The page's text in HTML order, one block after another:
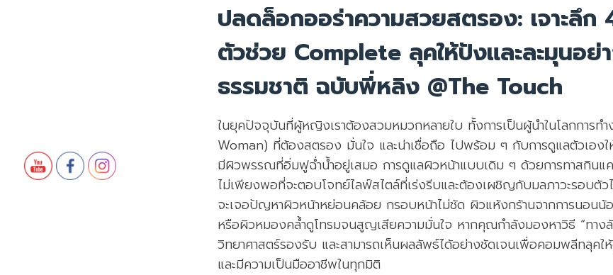
ปลดล็อกออร่าความสวยสตรอง: เจาะลึก
ตัวช่วย Complete ลุคให้ปังและละมุนอย่
ธรรมชาติ ฉบับพี่หลิง @The Touch
ในยุคปัจจุบันที่ผู้หญิงเราต้องสวมหมวกหลายใบ ทั้งการเป็นผู้นำในโลกการท
Woman) ที่ต้องสตรอง มั่นใจ และน่าเชื่อถือ ไปพร้อม ๆ กับการดูแลตัวเองใ
มีผิวพรรณที่อิ่มฟูฉ่ำน้ำอยู่เสมอ การดูแลผิวหน้าแบบเดิม ๆ ด้วยการทาสกินแ
ไม่เพียงพอที่จะตอบโจทย์ไลฟ์สไตล์ที่เร่งรีบและต้องเผชิญกับมลภาวะรอบตั
จะเจอปัญหาผิวหน้าหย่อนคล้อย กรอบหน้าไม่ชัด ผิวแห้งกร้านจากการนอนน้
หรือผิวหมองคล้ำดูโทรมจนสูญเสียความมั่นใจ หากคุณกำลังมองหาวิธี “ทา
วิทยาศาสตร์รองรับ และสามารถเห็นผลลัพธ์ได้อย่างชัดเจนเพื่อคอมพลีทลุ
และมีความเป็นมืออาชีพในทุกมิติ